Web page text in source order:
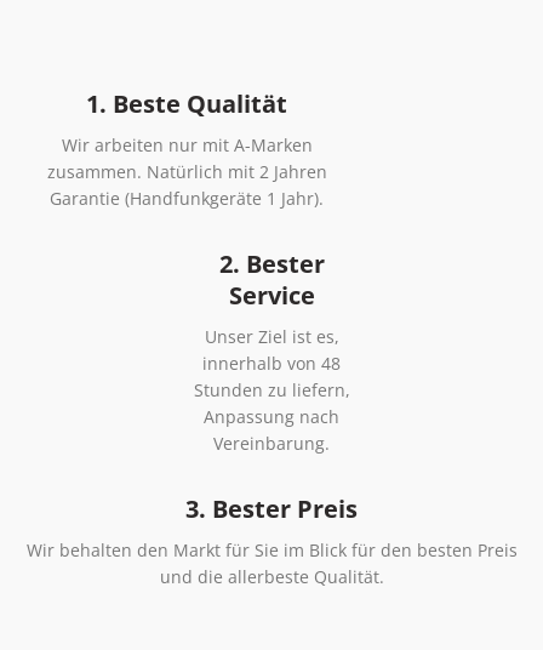
1. Beste Qualität
Wir arbeiten nur mit A-Marken
zusammen. Natürlich mit 2 Jahren
Garantie (Handfunkgeräte 1 Jahr).
2. Bester
Service
Unser Ziel ist es,
innerhalb von 48
Stunden zu liefern,
Anpassung nach
Vereinbarung.
3. Bester Preis
Wir behalten den Markt für Sie im Blick für den besten Preis
und die allerbeste Qualität.